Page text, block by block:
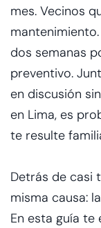
mes. Vecinos
dos semanas
preventivo.
en discusión
en Lima, es
te resulte
Detrás de casi
misma causa:
En esta guía